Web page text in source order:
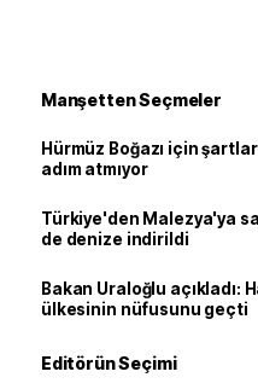
Manşetten Seçmeler
Hürmüz Boğazı için
adım atmıyor
Türkiye'den Malezya'ya
de denize indirildi
Bakan Uraloğlu açıkladı:
ülkesinin nüfusunu geçti
Editörün Seçimi